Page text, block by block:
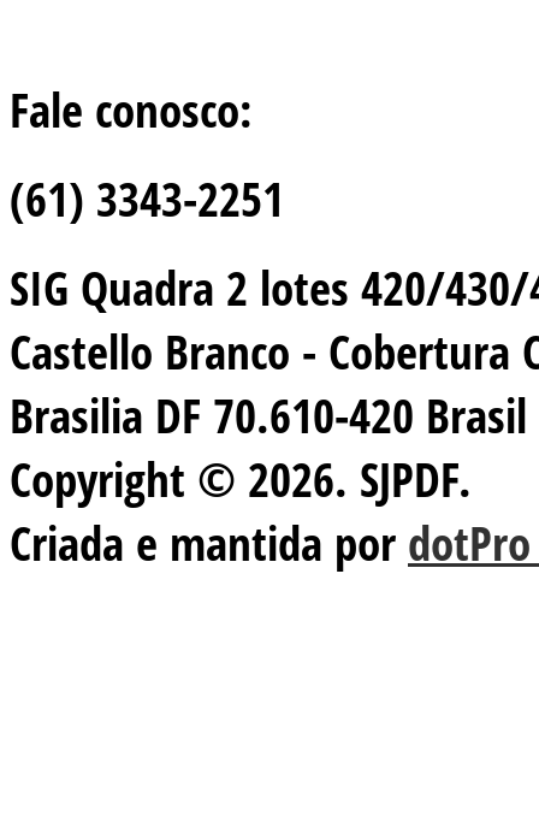
Fale conosco:
(61) 3343-2251
SIG Quadra 2 lotes 420/
Castello Branco - Cobertura
Brasilia DF 70.610-420 Brasil
Copyright © 2026. SJPDF.
Criada e mantida por